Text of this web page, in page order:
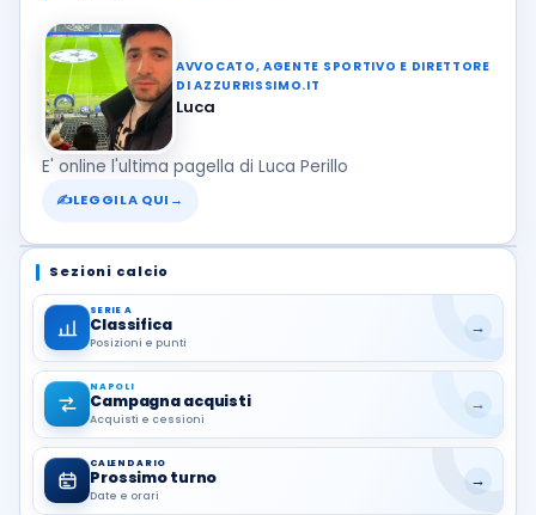
AVVOCATO, AGENTE SPORTIVO E DIRETTORE
DI AZZURRISSIMO.IT
Luca
E' online l'ultima pagella di Luca Perillo
✍LEGGILA QUI →
Sezioni calcio
SERIE A
Classifica
Posizioni e punti
→
NAPOLI
Campagna acquisti
Acquisti e cessioni
→
CALENDARIO
Prossimo turno
Date e orari
→